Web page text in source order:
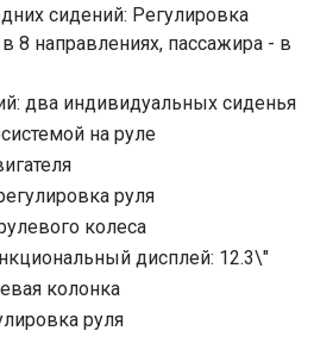
сидений: Регулировка
8 направлениях, пассажира - в
два индивидуальных сиденья
на руле
руля
колеса
дисплей: 12.3\"
колонка
руля